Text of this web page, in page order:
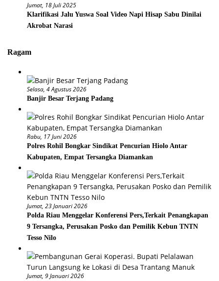
Jumat, 18 Juli 2025
Klarifikasi Jalu Yuswa Soal Video Napi Hisap Sabu Dinilai
Akrobat Narasi
Ragam
Selasa, 4 Agustus 2026
Banjir Besar Terjang Padang
Rabu, 17 Juni 2026
Polres Rohil Bongkar Sindikat Pencurian Hiolo Antar
Kabupaten, Empat Tersangka Diamankan
Jumat, 23 Januari 2026
Polda Riau Menggelar Konferensi Pers,Terkait Penangkapan
9 Tersangka, Perusakan Posko dan Pemilik Kebun TNTN
Tesso Nilo
Jumat, 9 Januari 2026